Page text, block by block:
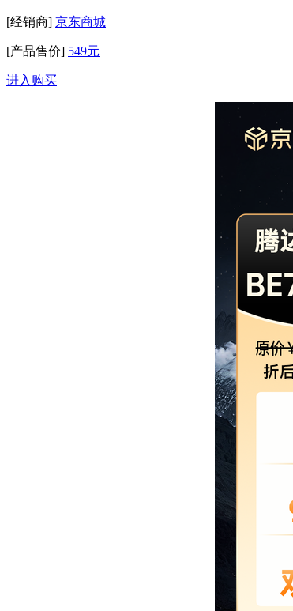
[经销商] 京东商城
[产品售价] 549元
进入购买